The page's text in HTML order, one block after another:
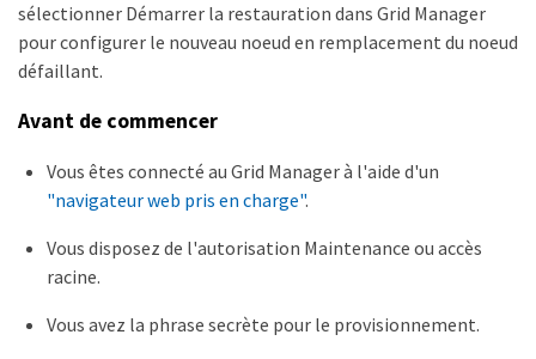
sélectionner Démarrer la restauration dans Grid Manager
pour configurer le nouveau noeud en remplacement du noeud
défaillant.
Avant de commencer
Vous êtes connecté au Grid Manager à l'aide d'un
"navigateur web pris en charge".
Vous disposez de l'autorisation Maintenance ou accès
racine.
Vous avez la phrase secrète pour le provisionnement.